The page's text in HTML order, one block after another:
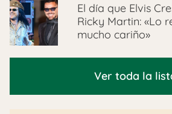
El día que Elvis
Ricky Martin: «Lo
mucho cariño»
Ver toda la